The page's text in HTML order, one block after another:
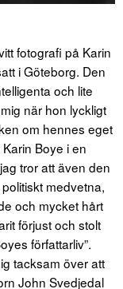
fotografi på Karin
i Göteborg. Den
och lite
när hon lyckligt
om hennes eget
Boye i en
tror att även den
medvetna,
och mycket hårt
förjust och stolt
författarliv”.
tacksam över att
John Svedjedal